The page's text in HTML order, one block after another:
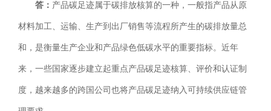
答： 产品碳足迹属于碳排放核算的一种，一般指产品从原
材料加工、运输、生产到出厂销售等流程所产生的碳排放量总
和，是衡量生产企业和产品绿色低碳水平的重要指标。近年
来，一些国家逐步建立起重点产品碳足迹核算、评价和认证制
度，越来越多的跨国公司也将产品碳足迹纳入可持续供应链管